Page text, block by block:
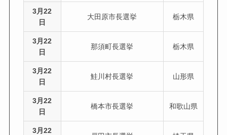
3月22
日
大田原市長選挙 栃木県
3月22
日
那須町長選挙 栃木県
3月22
日
鮭川村長選挙 山形県
3月22
日
橋本市長選挙 和歌山県
3月22